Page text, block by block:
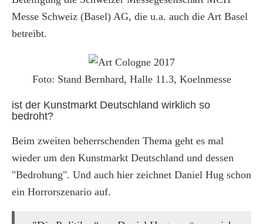
Messe Schweiz (Basel) AG, die u.a. auch die Art Basel
betreibt.
Foto: Stand Bernhard, Halle 11.3, Koelnmesse
ist der Kunstmarkt Deutschland wirklich so
bedroht?
Beim zweiten beherrschenden Thema geht es mal
wieder um den Kunstmarkt Deutschland und dessen
"Bedrohung". Und auch hier zeichnet Daniel Hug schon
ein Horrorszenario auf.